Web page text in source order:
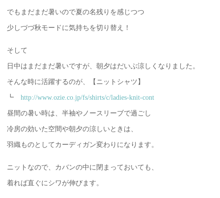
でもまだまだ暑いので夏の名残りを感じつつ
少しづづ秋モードに気持ちを切り替え！
そして
日中はまだまだ暑いですが、朝夕はだいぶ涼しくなりました。
そんな時に活躍するのが、【ニットシャツ】
┗ http://www.ozie.co.jp/fs/shirts/c/ladies-knit-cont
昼間の暑い時は、半袖やノースリーブで過ごし
冷房の効いた空間や朝夕の涼しいときは、
羽織ものとしてカーディガン変わりになります。
ニットなので、カバンの中に閉まっておいても、
着れば直ぐにシワが伸びます。